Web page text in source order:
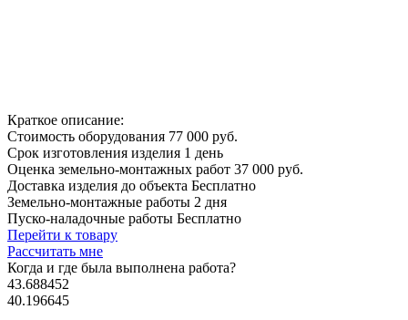
Краткое описание:
Стоимость оборудования 77 000 руб.
Срок изготовления изделия 1 день
Оценка земельно-монтажных работ 37 000 руб.
Доставка изделия до объекта Бесплатно
Земельно-монтажные работы 2 дня
Пуско-наладочные работы Бесплатно
Перейти к товару
Рассчитать мне
Когда и где была выполнена работа?
43.688452
40.196645